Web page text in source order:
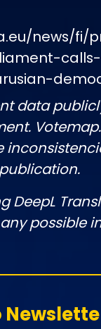
news/fi/
data
DeepL
possible